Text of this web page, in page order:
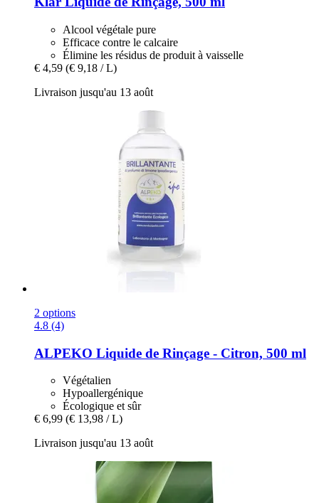
Alcool végétale pure
Efficace contre le calcaire
Élimine les résidus de produit à vaisselle
€ 4,59 (€ 9,18 / L)
Livraison jusqu'au 13 août
2 options
4.8 (4)
ALPEKO Liquide de Rinçage -​ Citron, 500 ml
Végétalien
Hypoallergénique
Écologique et sûr
€ 6,99 (€ 13,98 / L)
Livraison jusqu'au 13 août